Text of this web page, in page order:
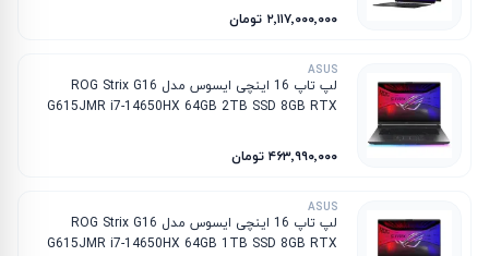
۲٬۱۱۷٬۰۰۰٬۰۰۰ تومان
ASUS
لپ تاپ 16 اینچی ایسوس مدل ROG Strix G16
G615JMR i7-14650HX 64GB 2TB SSD 8GB RTX
۴۶۳٬۹۹۰٬۰۰۰ تومان
ASUS
لپ تاپ 16 اینچی ایسوس مدل ROG Strix G16
G615JMR i7-14650HX 64GB 1TB SSD 8GB RTX